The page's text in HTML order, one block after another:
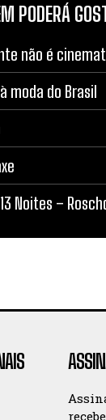
PODERÁ
não é
moda do Brasil
Noites –